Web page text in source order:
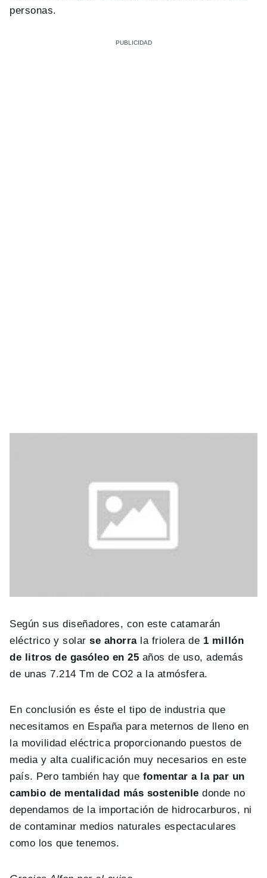
personas.
Según sus diseñadores, con este catamarán
eléctrico y solarse ahorrala friolera de 1 millón
de litros de gasóleo en 25 años de uso, además
de unas 7.214 Tm de CO2 a la atmósfera.
En conclusión es éste el tipo de industria que
necesitamos en España para meternos de lleno en
la movilidad eléctrica proporcionando puestos de
media y alta cualificación muy necesarios en este
país. Pero también hay que fomentar a la par un
cambio de mentalidad más sostenible donde no
dependamos de la importación de hidrocarburos, ni
de contaminar medios naturales espectaculares
como los que tenemos.